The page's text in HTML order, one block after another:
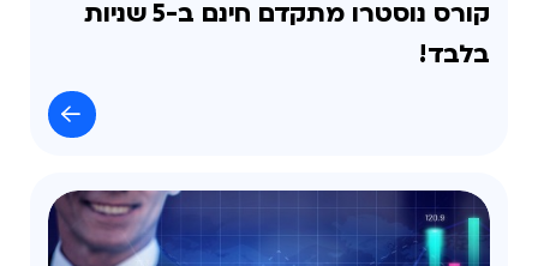
קורס נוסטרו מתקדם חינם ב-5 שניות
בלבד!